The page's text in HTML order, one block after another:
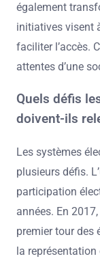
également
initiatives visent
faciliter l’accès.
attentes d’une
Quels défis
doivent-ils
Les systèmes
plusieurs défis.
participation
années. En
premier tour des
la